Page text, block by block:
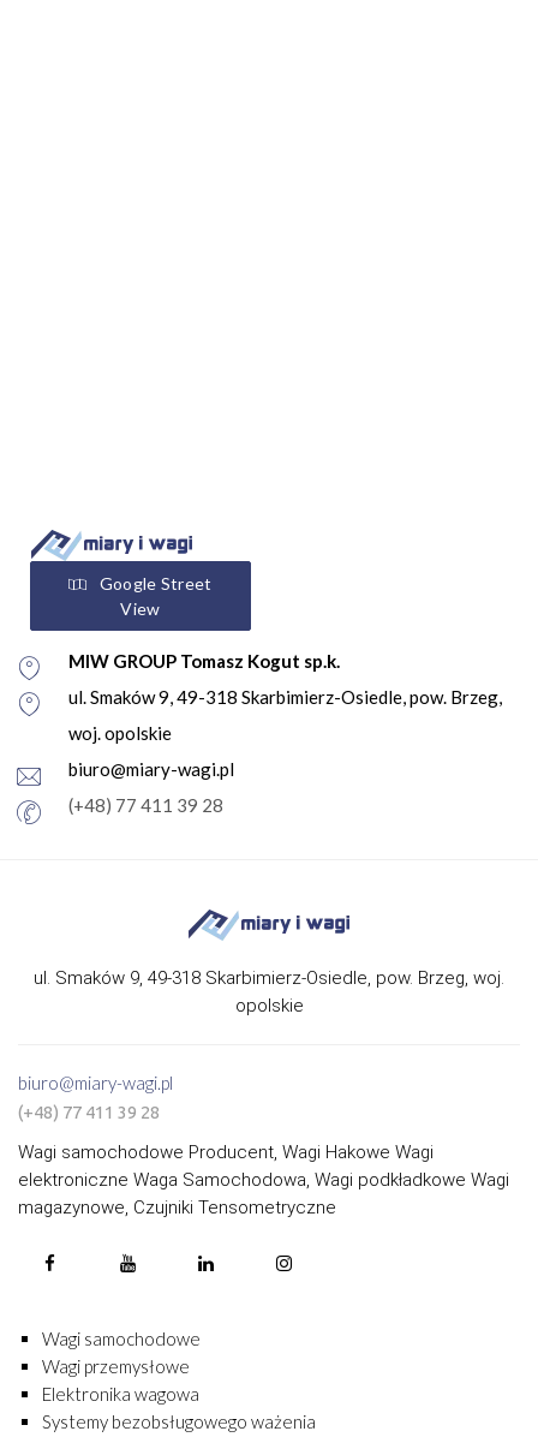
Google Street
View
MIW GROUP Tomasz Kogut sp.k.
ul. Smaków 9, 49-318 Skarbimierz-Osiedle, pow. Brzeg,
woj. opolskie
biuro@miary-wagi.pl
(+48) 77 411 39 28
ul. Smaków 9, 49-318 Skarbimierz-Osiedle, pow. Brzeg, woj.
opolskie
biuro@miary-wagi.pl
(+48) 77 411 39 28
Wagi samochodowe Producent, Wagi Hakowe Wagi
elektroniczne Waga Samochodowa, Wagi podkładkowe Wagi
magazynowe, Czujniki Tensometryczne
Wagi samochodowe
Wagi przemysłowe
Elektronika wagowa
Systemy bezobsługowego ważenia